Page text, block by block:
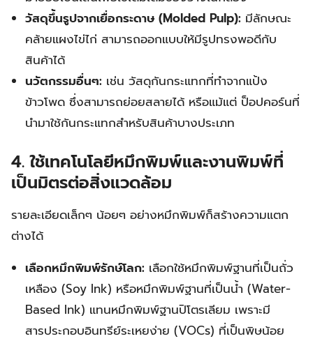
วัสดุขึ้นรูปจากเยื่อกระดาษ (Molded Pulp): มีลักษณะ
คล้ายแผงไข่ไก่ สามารถออกแบบให้มีรูปทรงพอดีกับ
สินค้าได้
นวัตกรรมอื่นๆ: เช่น วัสดุกันกระแทกที่ทำจากแป้ง
ข้าวโพด ซึ่งสามารถย่อยสลายได้ หรือแม้แต่ ป็อปคอร์นที่
นำมาใช้กันกระแทกสำหรับสินค้าบางประเภท
4. ใช้เทคโนโลยีหมึกพิมพ์และงานพิมพ์ที่
เป็นมิตรต่อสิ่งแวดล้อม
รายละเอียดเล็กๆ น้อยๆ อย่างหมึกพิมพ์ก็สร้างความแตก
ต่างได้
เลือกหมึกพิมพ์รักษ์โลก: เลือกใช้หมึกพิมพ์ฐานที่เป็นถั่ว
เหลือง (Soy Ink) หรือหมึกพิมพ์ฐานที่เป็นน้ำ (Water-
Based Ink) แทนหมึกพิมพ์ฐานปิโตรเลียม เพราะมี
สารประกอบอินทรีย์ระเหยง่าย (VOCs) ที่เป็นพิษน้อย